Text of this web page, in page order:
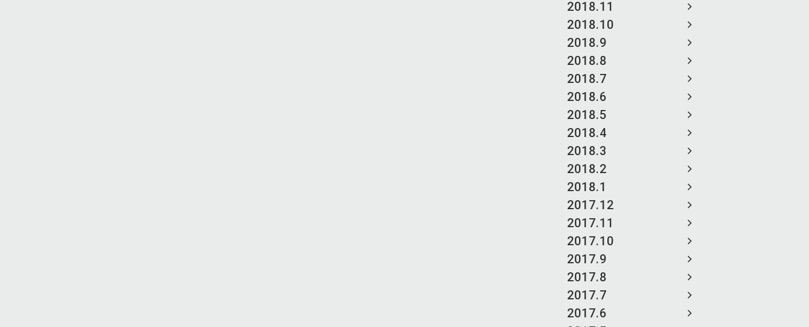
2018.11
2018.10
2018.9
2018.8
2018.7
2018.6
2018.5
2018.4
2018.3
2018.2
2018.1
2017.12
2017.11
2017.10
2017.9
2017.8
2017.7
2017.6